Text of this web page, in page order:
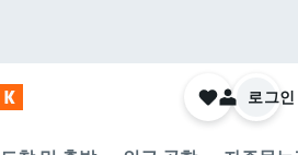
로그인